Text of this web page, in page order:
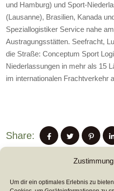
Um dir ein optimales Erlebnis zu
und Hamburg) und Sport-
(Lausanne), Brasilien, Kanada
Speziallogistiker Service nahe
Austragungsstätten. Seefracht,
die Straße: Conceptum Sport
Niederlassungen in mehr als 15
im internationalen Frachtverkehr
Share: